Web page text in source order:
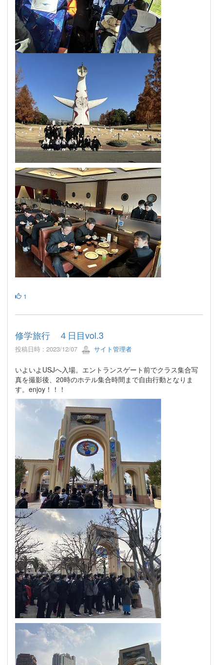
1
修学旅行 ４日目vol.3
投稿日時 : 2023/12/07 サイト管理者
いよいよUSJへ入場。エントランスゲート前でクラス集合写
真を撮影後、20時のホテル集合時間まで自由行動となりま
す。enjoy！！！